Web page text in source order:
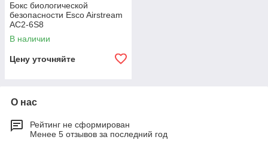
Бокс биологической
безопасности Esco Airstream
АС2-6S8
В наличии
Цену уточняйте
О нас
Рейтинг не сформирован
Менее 5 отзывов за последний год